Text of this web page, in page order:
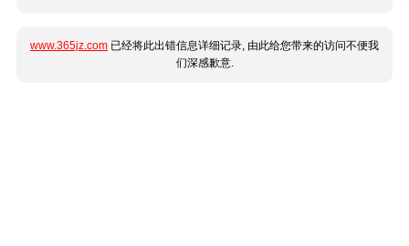
www.365jz.com 已经将此出错信息详细记录, 由此给您带来的访问不便我
们深感歉意.